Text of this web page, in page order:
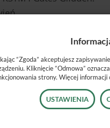
zapamiętanie 15
do budowy
w trybie ruchu
ładowania.
“Zgoda” akceptujesz
Kliknięcie “Odmowa”
strony. Więcej informacji
USTAWIENIA